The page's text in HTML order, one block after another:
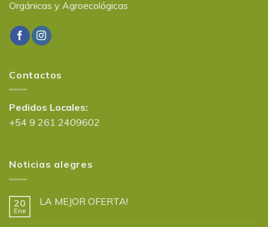
Orgánicas y Agroecológicas
Contactos
Pedidos Locales:
+54 9 261 2409602
Noticias alegres
20
Ene
LA MEJOR OFERTA!